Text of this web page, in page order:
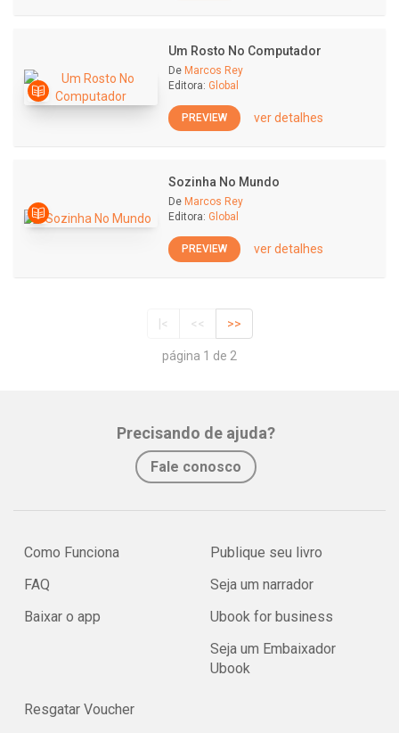
Um Rosto No Computador
De Marcos Rey
Editora: Global
PREVIEW ver detalhes
Sozinha No Mundo
De Marcos Rey
Editora: Global
PREVIEW ver detalhes
|< << >>
página 1 de 2
Precisando de ajuda?
Fale conosco
Como Funciona
FAQ
Baixar o app
Publique seu livro
Seja um narrador
Ubook for business
Seja um Embaixador
Ubook
Resgatar Voucher